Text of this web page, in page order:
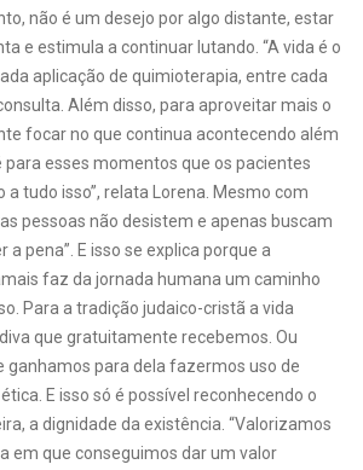
não é um desejo por algo distante, estar
e estimula a continuar lutando. “A vida é o
aplicação de quimioterapia, entre cada
Além disso, para aproveitar mais o
focar no que continua acontecendo além
esses momentos que os pacientes
tudo isso”, relata Lorena. Mesmo com
pessoas não desistem e apenas buscam
a pena”. E isso se explica porque a
faz da jornada humana um caminho
Para a tradição judaico-cristã a vida
que gratuitamente recebemos. Ou
ganhamos para dela fazermos uso de
E isso só é possível reconhecendo o
a dignidade da existência. “Valorizamos
em que conseguimos dar um valor